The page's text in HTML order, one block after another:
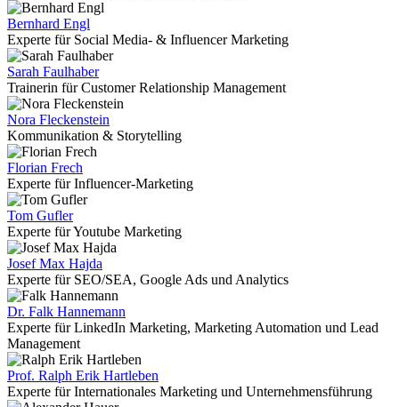
Bernhard Engl
Experte für Social Media- & Influencer Marketing
Sarah Faulhaber
Trainerin für Customer Relationship Management
Nora Fleckenstein
Kommunikation & Storytelling
Florian Frech
Experte für Influencer-Marketing
Tom Gufler
Experte für Youtube Marketing
Josef Max Hajda
Experte für SEO/SEA, Google Ads und Analytics
Dr. Falk Hannemann
Experte für LinkedIn Marketing, Marketing Automation und Lead
Management
Prof. Ralph Erik Hartleben
Experte für Internationales Marketing und Unternehmensführung